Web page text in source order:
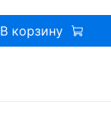
В корзину